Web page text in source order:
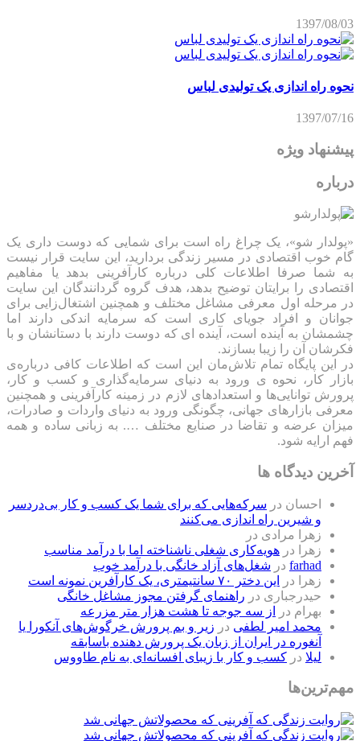
1397/08/03
نحوه راه اندازی یک تولیدی لباس
1397/07/16
پیشنهاد ویژه
درباره
«پولدار شو»، یک چراغ راه است برای شمایی که دوست داری یک
گام خوب اقتصادی در مسیر زندگی بردارید، این سایت قرار نیست
به شما صرفا اطلاعات کلی درباره کارآفرینی بدهد یا مفاهیم
اقتصادی را برایتان توضیح بدهد، هدف گروه گردانندگان این سایت
در مرحله اول معرفی مشاغل مختلف و همچنین اشتغال‌زایی برای
جوانان و افراد جویای کاری است که سرمایه اندکی دارند اما
چشمشان به آینده است، آینده ای که دوست دارند با دستانشان و با
فکرشان آن را زیبا بسازند.
در این پایگاه تمام تلاش‌مان این است که ‌اطلاعات کافی درباره‌ی
بازار کار، نحوه ی ورود به دنیای سرمایه‌گذاری و کسب و کار،
پرورش توانایی‌ها و استعدادهای لازم در زمینه کارآفرینی و همچنین
معرفی بازارهای جهانی، چگونگی ورود به دنیای واردات و صادرات،
میزان عرضه و تقاضا در صنایع مختلف …. به زبانی ساده و همه
فهم ارایه شود.
آخرین دیدگاه ها
احسان در سرکه‌هایی که برای شما یک کسب و کار بی‌دردسر
و شیرین راه اندازی می‌کنند
زهرا مرادی در
زهرا
در هویه‌کاری شغلی ناشناخته اما با درآمد مناسب
farhad در شغل‌های آزاد خانگی با درآمد خوب
زهرا
در
این دختر ۷۰ سانتیمتری، یک کارآفرین نمونه است
حیدرجباری در راهنمای گرفتن مجوز مشاغل خانگی
بهرام در
از سه جوجه تا هشت هزار متر مزرعه
محمد امیر لطفی در زیر و بم پرورش خرگوش‌های آنکورا یا
آنغوره در ایران از زبان یک پرورش دهنده باسابقه
لیلا در کسب و کار با زیبای افسانه‌ای به نام طاووس
مهم‌ترین‌ها